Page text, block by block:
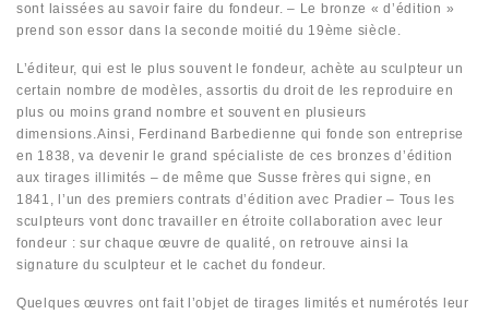
sont laissées au savoir faire du fondeur. – Le bronze « d’édition »
prend son essor dans la seconde moitié du 19ème siècle.
L’éditeur, qui est le plus souvent le fondeur, achète au sculpteur un
certain nombre de modèles, assortis du droit de les reproduire en
plus ou moins grand nombre et souvent en plusieurs
dimensions.Ainsi, Ferdinand Barbedienne qui fonde son entreprise
en 1838, va devenir le grand spécialiste de ces bronzes d’édition
aux tirages illimités – de même que Susse frères qui signe, en
1841, l’un des premiers contrats d’édition avec Pradier – Tous les
sculpteurs vont donc travailler en étroite collaboration avec leur
fondeur : sur chaque œuvre de qualité, on retrouve ainsi la
signature du sculpteur et le cachet du fondeur.
Quelques œuvres ont fait l’objet de tirages limités et numérotés leur